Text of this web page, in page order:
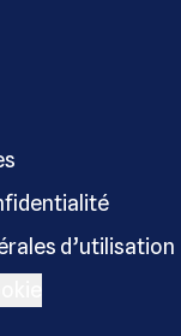
d’utilisation